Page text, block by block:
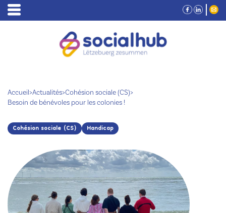
Accueil>Actualités>Cohésion sociale (CS)>
Besoin de bénévoles pour les colonies !
Cohésion sociale (CS) Handicap